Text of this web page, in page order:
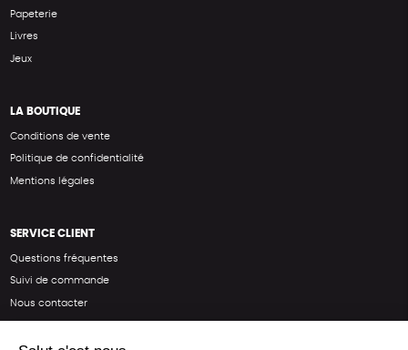
Papeterie
Livres
Jeux
LA BOUTIQUE
Conditions de vente
Politique de confidentialité
Mentions légales
SERVICE CLIENT
Questions fréquentes
Suivi de commande
Nous contacter